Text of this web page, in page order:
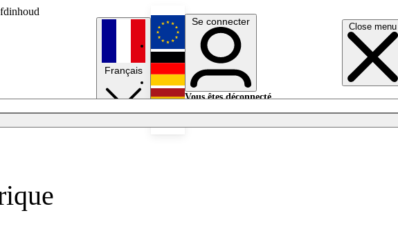
Close menu
Français
English
Deutsch
Se connecter
Vous êtes déconnecté.